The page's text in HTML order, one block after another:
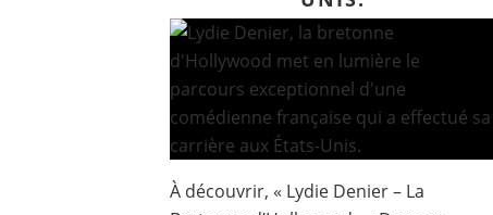
À découvrir, « Lydie Denier – La